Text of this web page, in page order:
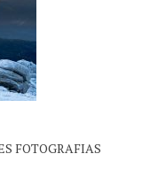
FOTOGRAFIAS